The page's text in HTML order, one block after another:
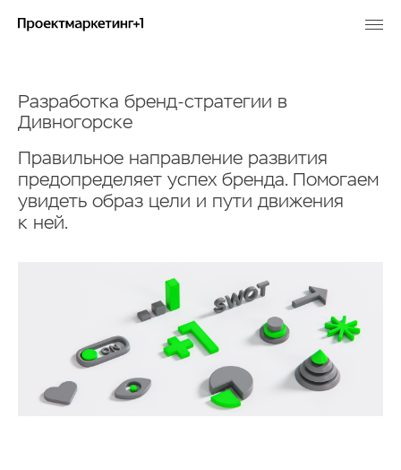
Разработка бренд-стратегии в
Дивногорске
Правильное направление развития
предопределяет успех бренда. Помогаем
увидеть образ цели и пути движения
к ней.